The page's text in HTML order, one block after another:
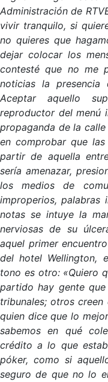
Administración de
vivir tranquilo, si
no quieres que
dejar colocar los
contesté que no me
noticias la
Aceptar aquello
reproductor del menú
propaganda de la
en comprobar que
partir de aquella
sería amenazar,
los medios de
improperios, palabras
notas se intuye la
nerviosas de su
aquel primer
del hotel Wellington,
tono es otro: «Quiero
partido hay gente
tribunales; otros
quien dice que lo
sabemos en qué
crédito a lo que
póker, como si
seguro de que no lo